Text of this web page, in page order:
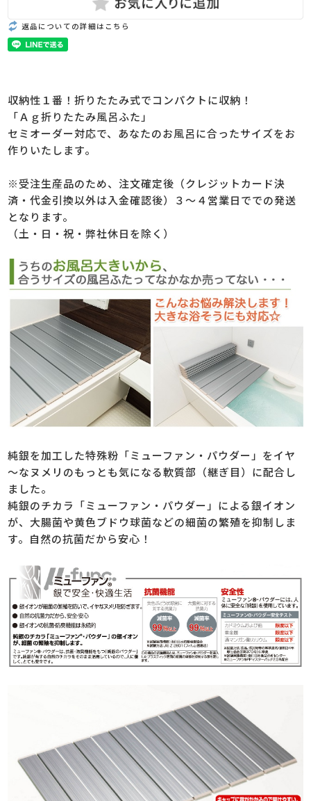
返品についての詳細はこちら
収納性１番！折りたたみ式でコンパクトに収納！
「Ａｇ折りたたみ風呂ふた」
セミオーダー対応で、あなたのお風呂に合ったサイズをお
作りいたします。
※受注生産品のため、注文確定後（クレジットカード決
済・代金引換以外は入金確認後）３～４営業日ででの発送
となります。
（土・日・祝・弊社休日を除く）
純銀を加工した特殊粉「ミューファン・パウダー」をイヤ
～なヌメリのもっとも気になる軟質部（継ぎ目）に配合し
ました。
純銀のチカラ「ミューファン・パウダー」による銀イオン
が、大腸菌や黄色ブドウ球菌などの細菌の繁殖を抑制しま
す。自然の抗菌だから安心！